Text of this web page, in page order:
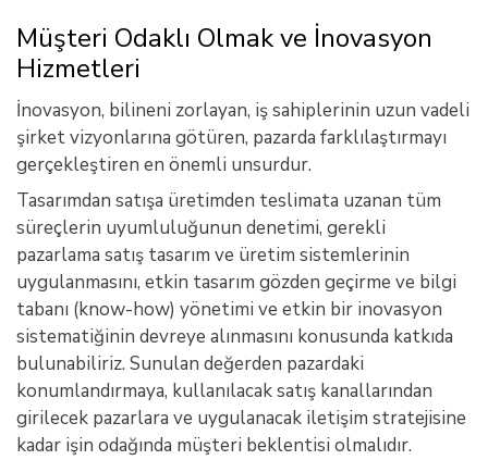
Müşteri Odaklı Olmak ve İnovasyon
Hizmetleri
İnovasyon, bilineni zorlayan, iş sahiplerinin uzun vadeli
şirket vizyonlarına götüren, pazarda farklılaştırmayı
gerçekleştiren en önemli unsurdur.
Tasarımdan satışa üretimden teslimata uzanan tüm
süreçlerin uyumluluğunun denetimi, gerekli
pazarlama satış tasarım ve üretim sistemlerinin
uygulanmasını, etkin tasarım gözden geçirme ve bilgi
tabanı (know-how) yönetimi ve etkin bir inovasyon
sistematiğinin devreye alınmasını konusunda katkıda
bulunabiliriz. Sunulan değerden pazardaki
konumlandırmaya, kullanılacak satış kanallarından
girilecek pazarlara ve uygulanacak iletişim stratejisine
kadar işin odağında müşteri beklentisi olmalıdır.